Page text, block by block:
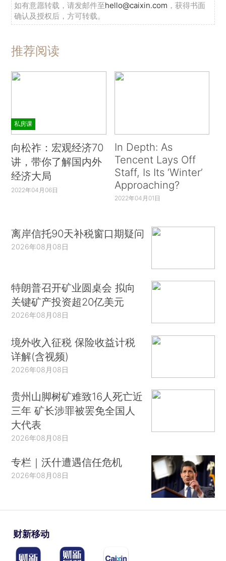
如有意愿转载，请发邮件至hello@caixin.com ，获得书面
确认及授权后，方可转载。
推荐阅读
私房课
向松祚：宏观经济70
讲，带你了解国内外
经济大局
2022年04月06日
In Depth: As
Tencent Lays Off
Staff, Is Its ‘Winter’
Approaching?
2022年04月01日
离岸信托90天补税窗口期疑问
2026年08月08日
特朗普召开矿业圆桌会 拟向
关键矿产投资超20亿美元
2026年08月08日
境外收入征税 保险收益计税
详解(含视频)
2026年08月08日
贵州山脚树矿难致16人死亡近
三年 矿长涉罪被罢免全国人
大代表
2026年08月08日
专栏｜沃什遭遇信任危机
2026年08月08日
财新移动